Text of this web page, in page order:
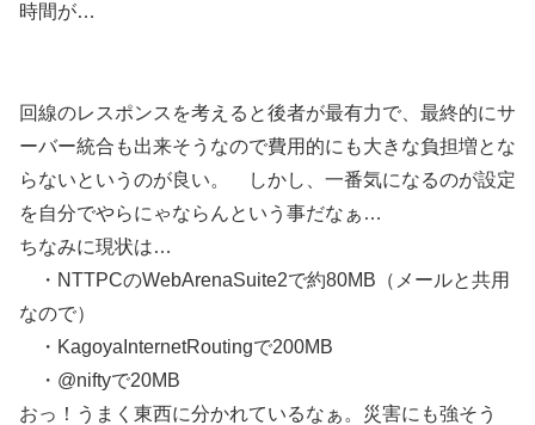
時間が…
回線のレスポンスを考えると後者が最有力で、最終的にサ
ーバー統合も出来そうなので費用的にも大きな負担増とな
らないというのが良い。 しかし、一番気になるのが設定
を自分でやらにゃならんという事だなぁ…
ちなみに現状は…
・NTTPCのWebArenaSuite2で約80MB（メールと共用
なので）
・KagoyaInternetRoutingで200MB
・@niftyで20MB
おっ！うまく東西に分かれているなぁ。災害にも強そう